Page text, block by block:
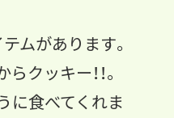
ムがあります。
クッキー！！。
に食べてくれま